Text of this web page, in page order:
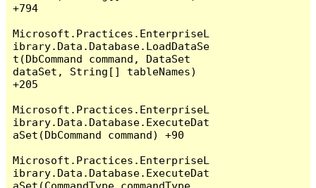
+794
Microsoft.Practices.EnterpriseL
ibrary.Data.Database.LoadDataSe
t(DbCommand command, DataSet
dataSet, String[] tableNames)
+205
Microsoft.Practices.EnterpriseL
ibrary.Data.Database.ExecuteDat
aSet(DbCommand command) +90
Microsoft.Practices.EnterpriseL
ibrary.Data.Database.ExecuteDat
aSet(CommandType commandType,